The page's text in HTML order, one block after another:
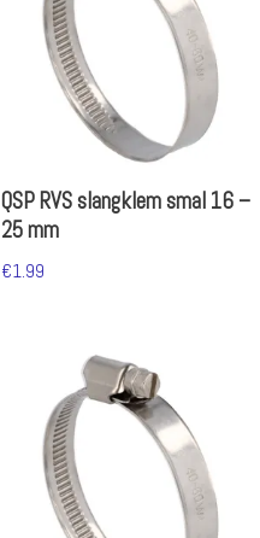
QSP RVS slangklem smal 16 –
25 mm
€1.99